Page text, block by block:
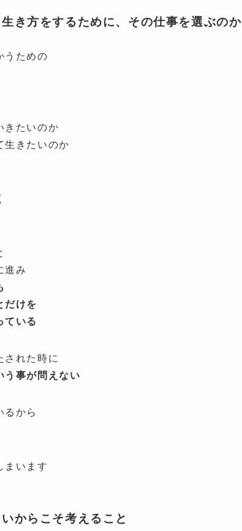
き方をするために、その仕事を選ぶのか
うための
きたいのか
生きたいのか
進み
だけを
ている
された時に
う事が問えない
るから
まいます
からこそ考えること